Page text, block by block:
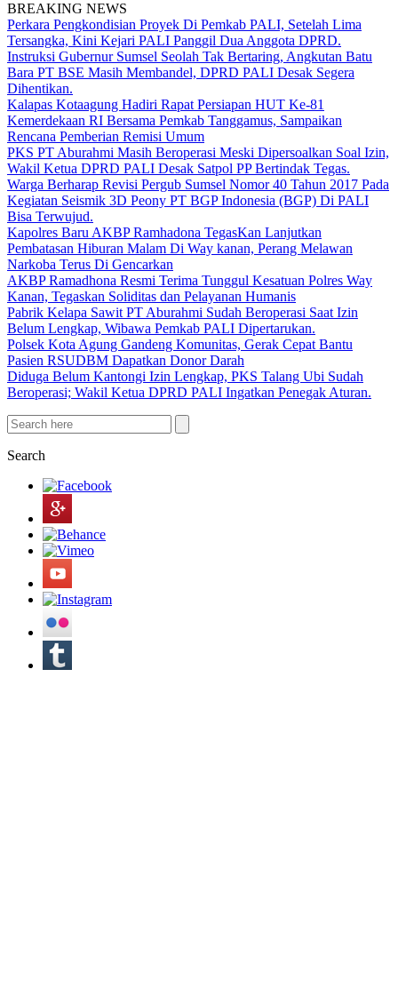
BREAKING NEWS
Perkara Pengkondisian Proyek Di Pemkab PALI, Setelah Lima
Tersangka, Kini Kejari PALI Panggil Dua Anggota DPRD.
Instruksi Gubernur Sumsel Seolah Tak Bertaring, Angkutan Batu
Bara PT BSE Masih Membandel, DPRD PALI Desak Segera
Dihentikan.
Kalapas Kotaagung Hadiri Rapat Persiapan HUT Ke-81
Kemerdekaan RI Bersama Pemkab Tanggamus, Sampaikan
Rencana Pemberian Remisi Umum
PKS PT Aburahmi Masih Beroperasi Meski Dipersoalkan Soal Izin,
Wakil Ketua DPRD PALI Desak Satpol PP Bertindak Tegas.
Warga Berharap Revisi Pergub Sumsel Nomor 40 Tahun 2017 Pada
Kegiatan Seismik 3D Peony PT BGP Indonesia (BGP) Di PALI
Bisa Terwujud.
Kapolres Baru AKBP Ramhadona TegasKan Lanjutkan
Pembatasan Hiburan Malam Di Way kanan, Perang Melawan
Narkoba Terus Di Gencarkan
AKBP Ramadhona Resmi Terima Tunggul Kesatuan Polres Way
Kanan, Tegaskan Soliditas dan Pelayanan Humanis
Pabrik Kelapa Sawit PT Aburahmi Sudah Beroperasi Saat Izin
Belum Lengkap, Wibawa Pemkab PALI Dipertarukan.
Polsek Kota Agung Gandeng Komunitas, Gerak Cepat Bantu
Pasien RSUDBM Dapatkan Donor Darah
Diduga Belum Kantongi Izin Lengkap, PKS Talang Ubi Sudah
Beroperasi; Wakil Ketua DPRD PALI Ingatkan Penegak Aturan.
Search